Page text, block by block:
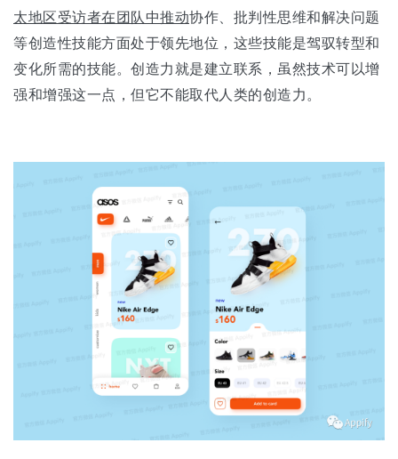
太地区受访者在团队中推动协作、批判性思维和解决问题
等创造性技能方面处于领先地位，这些技能是驾驭转型和
变化所需的技能。创造力就是建立联系，虽然技术可以增
强和增强这一点，但它不能取代人类的创造力。